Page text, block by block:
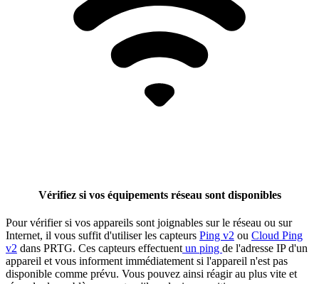
Vérifiez si vos équipements réseau sont disponibles
Pour vérifier si vos appareils sont joignables sur le réseau ou sur
Internet, il vous suffit d'utiliser les capteurs Ping v2 ou Cloud Ping
v2 dans PRTG. Ces capteurs effectuent un ping de l'adresse IP d'un
appareil et vous informent immédiatement si l'appareil n'est pas
disponible comme prévu. Vous pouvez ainsi réagir au plus vite et